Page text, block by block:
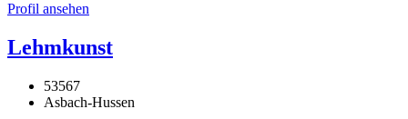
Profil ansehen
Lehmkunst
53567
Asbach-Hussen